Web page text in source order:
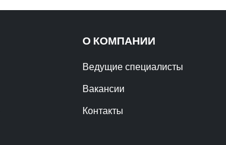
О КОМПАНИИ
Ведущие специалисты
Вакансии
Контакты